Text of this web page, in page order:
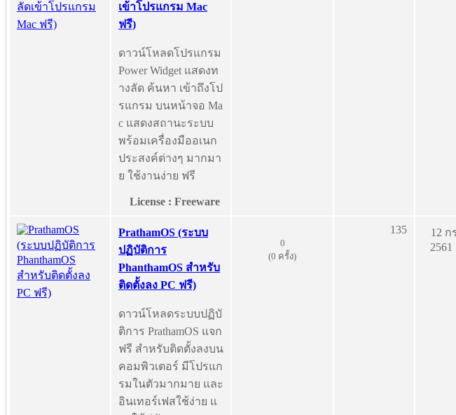
เข้าโปรแกรม Mac
ฟรี)
ดาวน์โหลดโปรแกรม
Power Widget แสดงท
างลัด ค้นหา เข้าถึงโป
รแกรม บนหน้าจอ Ma
c แสดงสถานะระบบ
พร้อมเครื่องมืออเนก
ประสงค์ต่างๆ มากมา
ย ใช้งานง่าย ฟรี
License : Freeware
PrathamOS (ระบบ
ปฏิบัติการ
PhanthamOS สำหรับ
ติดตั้งลง PC ฟรี)
ดาวน์โหลดระบบปฏิบั
ติการ PrathamOS แจก
ฟรี สำหรับติดตั้งลงบน
คอมพิวเตอร์ มีโปรแก
รมในตัวมากมาย และ
อินเทอร์เฟสใช้ง่าย แ
0
(0 ครั้ง)
135
12
2561